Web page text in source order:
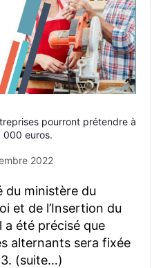
pourront prétendre à
000 euros.
2022
du ministère du
et de l’Insertion du
a été précisé que
alternants sera fixée
(suite…)